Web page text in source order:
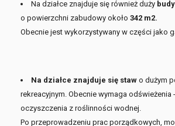
Na działce znajduje się również duży
o powierzchni zabudowy około 342 m2.
Obecnie jest wykorzystywany w części jako
Na działce znajduje się staw o dużym
rekreacyjnym. Obecnie wymaga odświeżenia
oczyszczenia z roślinności wodnej.
Po przeprowadzeniu prac porządkowych,